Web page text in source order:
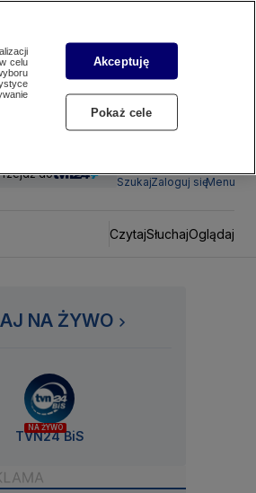
do
SzukajZaloguj sięMenu
CzytajSłuchajOglądaj
NA ŻYWO
NA ŻYWO
TVN24 BiS
celu
Akceptuję
Pokaż cele